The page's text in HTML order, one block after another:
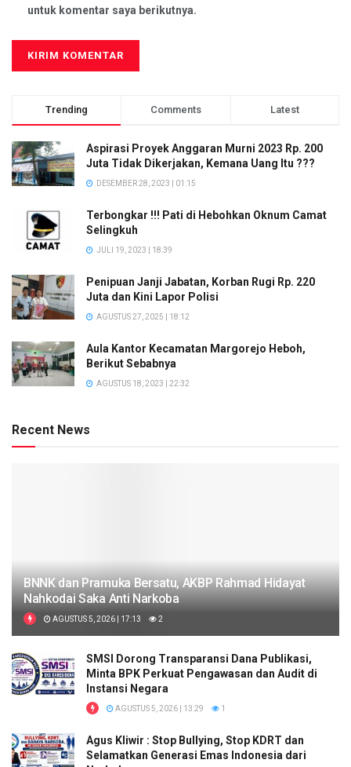
untuk komentar saya berikutnya.
Trending Comments Latest
Aspirasi Proyek Anggaran Murni 2023 Rp. 200
Juta Tidak Dikerjakan, Kemana Uang Itu ???
DESEMBER 28, 2023 | 01:15
Terbongkar !!! Pati di Hebohkan Oknum Camat
Selingkuh
JULI 19, 2023 | 18:39
Penipuan Janji Jabatan, Korban Rugi Rp. 220
Juta dan Kini Lapor Polisi
AGUSTUS 27, 2025 | 18:12
Aula Kantor Kecamatan Margorejo Heboh,
Berikut Sebabnya
AGUSTUS 18, 2023 | 22:32
Recent News
BNNK dan Pramuka Bersatu, AKBP Rahmad Hidayat
Nahkodai Saka Anti Narkoba
AGUSTUS 5, 2026 | 17:13 2
SMSI Dorong Transparansi Dana Publikasi,
Minta BPK Perkuat Pengawasan dan Audit di
Instansi Negara
AGUSTUS 5, 2026 | 13:29 1
Agus Kliwir : Stop Bullying, Stop KDRT dan
Selamatkan Generasi Emas Indonesia dari